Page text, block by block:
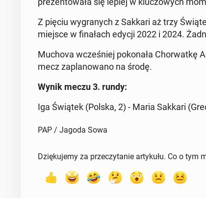
Z pięciu wygranych z Sakkari aż trzy
miejsce w fi­nałach edycji 2022 i 2024.
Muchova wcześniej pokon­ała Chor­watkę
mecz za­planowano na środę.
Wynik meczu 3. rundy:
Iga Świątek (Polska, 2) - Maria Sakkari
PAP / Jagoda Sowa
Dziękujemy za przeczytanie artykułu. Co o tym